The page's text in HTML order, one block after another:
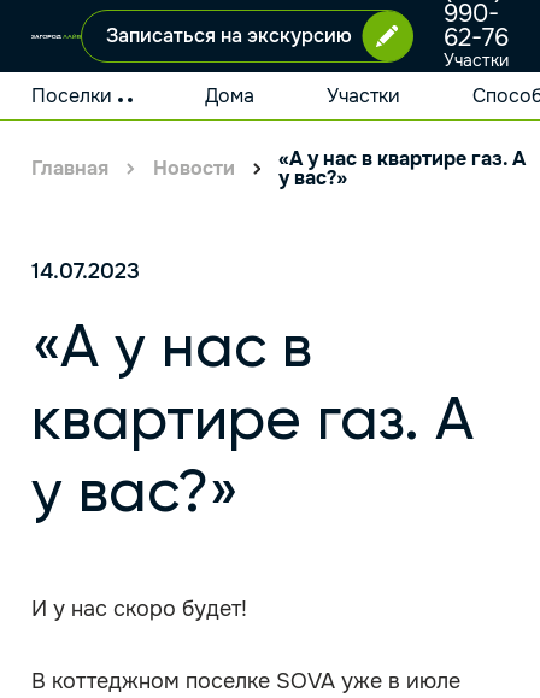
Записаться на экскурсию
990-
62-76
Участки
и дома
Поселки Дома Участки
Главная Новости «А у нас в квартире газ. А
у вас?»
14.07.2023
«А у нас в
квартире газ. А
у вас?»
И у нас скоро будет!
В коттеджном поселке SOVA уже в июле